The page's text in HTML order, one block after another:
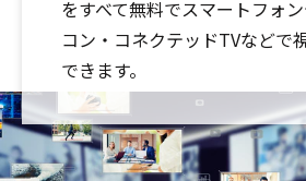
をすべて無料でスマートフォ
コン・コネクテッドTVなどで
できます。